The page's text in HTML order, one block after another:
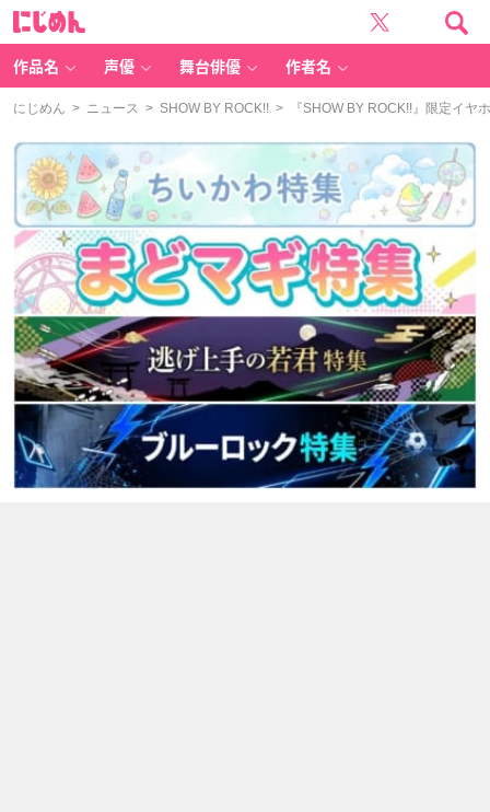
作品名 声優 舞台俳優 作者名
にじめん > ニュース > SHOW BY ROCK!! > 『SHOW BY ROCK!!』限定イヤ